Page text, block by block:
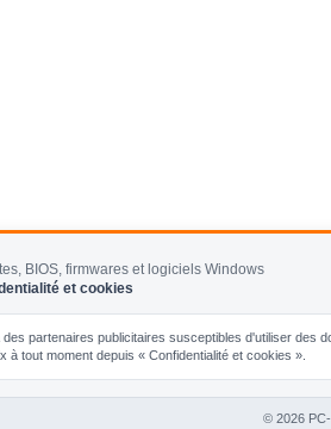
BIOS, firmwares et logiciels Windows
et cookies
des partenaires publicitaires susceptibles d'utiliser
à tout moment depuis « Confidentialité et cookies ».
© 2026